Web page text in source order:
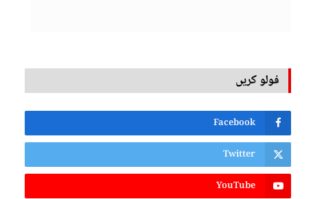
فولو کریں
Facebook
Twitter
YouTube